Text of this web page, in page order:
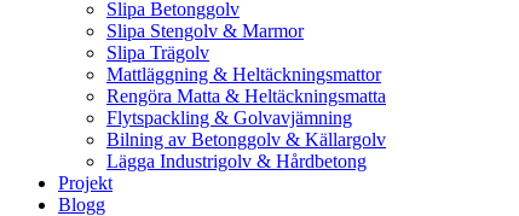
Slipa Betonggolv
Slipa Stengolv & Marmor
Slipa Trägolv
Mattläggning & Heltäckningsmattor
Rengöra Matta & Heltäckningsmatta
Flytspackling & Golvavjämning
Bilning av Betonggolv & Källargolv
Lägga Industrigolv & Hårdbetong
Projekt
Blogg